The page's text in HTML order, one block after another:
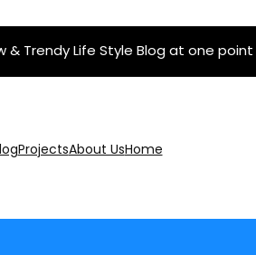
& Trendy Life Style Blog at one point
Home
About Us
Projects